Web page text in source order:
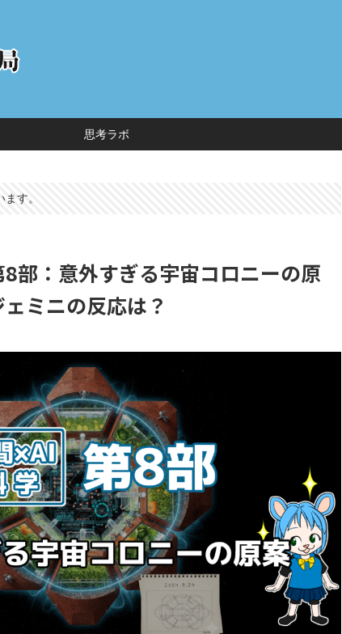
思考ラボ
す。
部：意外すぎる宇宙コロニーの原
ミニの反応は？